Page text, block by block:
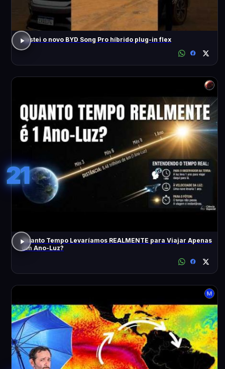
Testei o novo BYD Song Pro híbrido plug-in flex
21
Quanto Tempo Levaríamos REALMENTE para Viajar Apenas
Um Ano-Luz?